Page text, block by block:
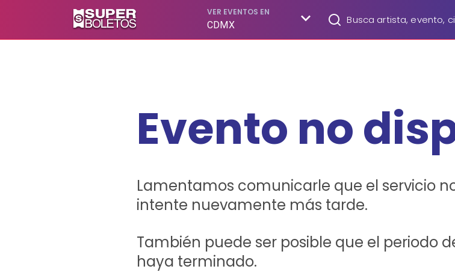
VER EVENTOS EN
CDMX
Evento no
Lamentamos comunicarle que el servicio
intente nuevamente más tarde.
También puede ser posible que el periodo
haya terminado.
SUPERBOLETOS. No hagas filas, compra en línea